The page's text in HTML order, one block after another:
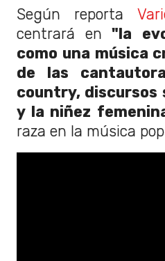
Según reporta
centrará en "la
como una música
de las
country, discursos
y la niñez
raza en la música